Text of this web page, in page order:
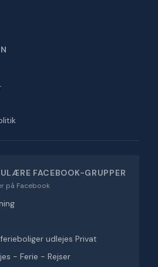
FACEBOOK-GRUPPER
på Facebook
udlejes Privat
- Ferie - Rejser